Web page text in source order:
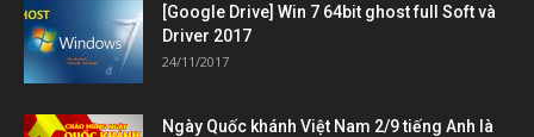
[Google Drive] Win 7 64bit ghost full Soft và
Driver 2017
24/11/2017
Ngày Quốc khánh Việt Nam 2/9 tiếng Anh là